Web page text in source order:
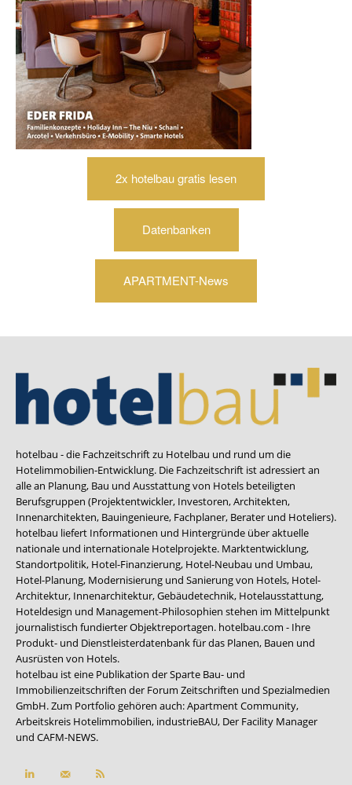
2x hotelbau gratis lesen
Datenbanken
APARTMENT-News
hotelbau - die Fachzeitschrift zu Hotelbau und rund um die
Hotelimmobilien-Entwicklung. Die Fachzeitschrift ist adressiert an
alle an Planung, Bau und Ausstattung von Hotels beteiligten
Berufsgruppen (Projektentwickler, Investoren, Architekten,
Innenarchitekten, Bauingenieure, Fachplaner, Berater und Hoteliers).
hotelbau liefert Informationen und Hintergründe über aktuelle
nationale und internationale Hotelprojekte. Marktentwicklung,
Standortpolitik, Hotel-Finanzierung, Hotel-Neubau und Umbau,
Hotel-Planung, Modernisierung und Sanierung von Hotels, Hotel-
Architektur, Innenarchitektur, Gebäudetechnik, Hotelausstattung,
Hoteldesign und Management-Philosophien stehen im Mittelpunkt
journalistisch fundierter Objektreportagen. hotelbau.com - Ihre
Produkt- und Dienstleisterdatenbank für das Planen, Bauen und
Ausrüsten von Hotels.
hotelbau ist eine Publikation der Sparte Bau- und
Immobilienzeitschriften der Forum Zeitschriften und Spezialmedien
GmbH. Zum Portfolio gehören auch:Apartment Community,
Arbeitskreis Hotelimmobilien, industrieBAU, Der Facility Manager
und CAFM-NEWS.